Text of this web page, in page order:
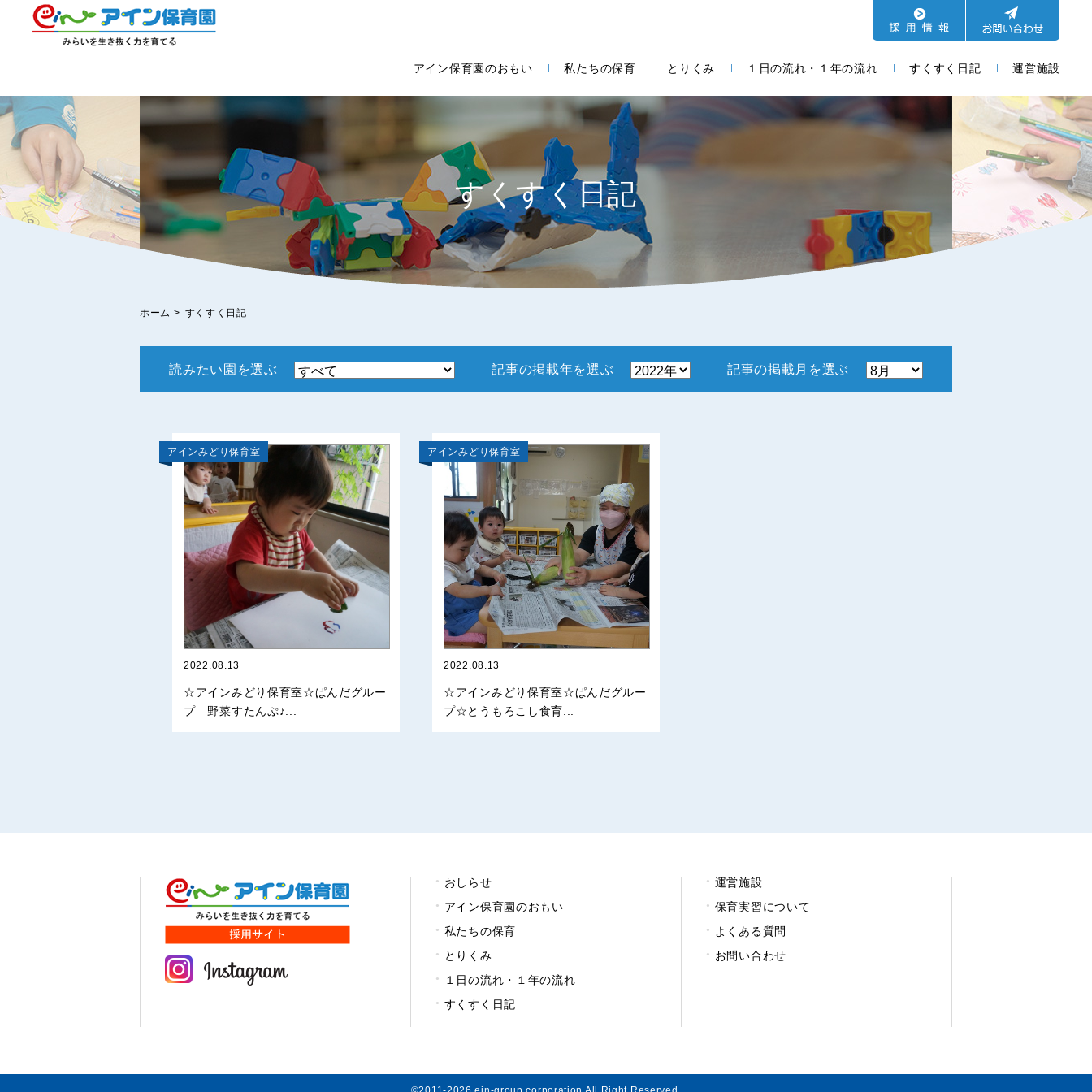
アイン保育園のおもい 私たちの保育 とりくみ １日の流れ・１年の流れ すくすく日記 運営施設
すくすく日記
ホーム > すくすく日記
読みたい園を選ぶ 記事の掲載年を選ぶ 記事の掲載月を選ぶ
アインみどり保育室
2022.08.13
☆アインみどり保育室☆ぱんだグルー
プ 野菜すたんぷ♪...
アインみどり保育室
2022.08.13
☆アインみどり保育室☆ぱんだグルー
プ☆とうもろこし食育...
おしらせ
アイン保育園のおもい
私たちの保育
とりくみ
１日の流れ・１年の流れ
すくすく日記
運営施設
保育実習について
よくある質問
お問い合わせ